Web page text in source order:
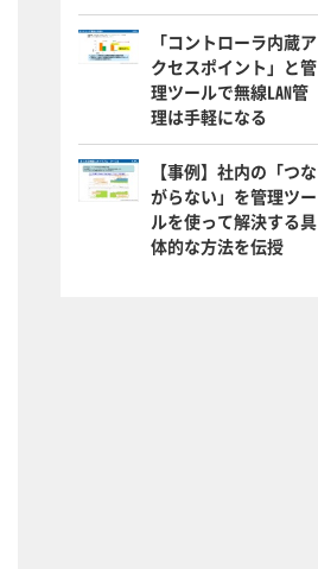
「コントローラ内蔵ア
クセスポイント」と管
理ツールで無線LAN管
理は手軽になる
【事例】社内の「つな
がらない」を管理ツー
ルを使って解決する具
体的な方法を伝授